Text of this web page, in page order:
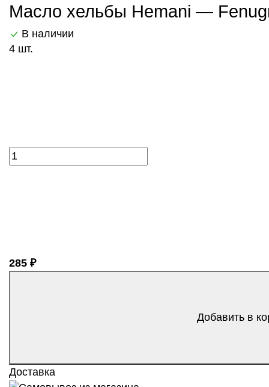
Масло хельбы Hemani —
В наличии
4 шт.
285 ₽
Добавить в
Доставка